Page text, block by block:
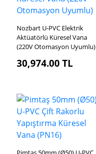
Nozbart U-PVC Elektrik
Aktüatörlü Küresel Vana
(220V Otomasyon Uyumlu)
30,974.00TL